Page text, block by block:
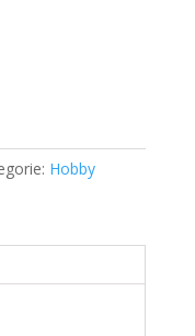
Hobby